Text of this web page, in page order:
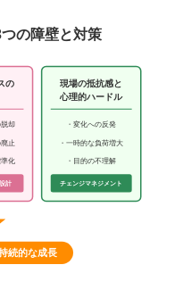
の障壁と対策
の
脱却
止
化
計
現場の抵抗感と
心理的ハードル
・変化への反発
・一時的な負荷増大
・目的の不理解
チェンジマネジメント
続的な成長